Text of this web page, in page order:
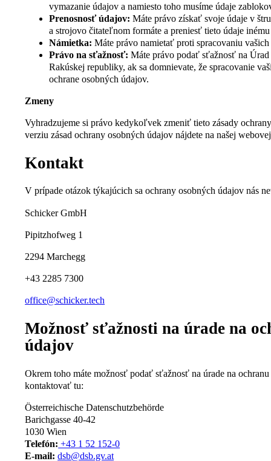
vymazanie údajov a namiesto toho musíme údaje
Prenosnosť údajov: Máte právo získať svoje údaje v
a strojovo čitateľnom formáte a preniesť tieto údaje
Námietka: Máte právo namietať proti spracovaniu
Právo na sťažnosť: Máte právo podať sťažnosť na
Rakúskej republiky, ak sa domnievate, že spracovanie
ochrane osobných údajov.
Zmeny
Vyhradzujeme si právo kedykoľvek zmeniť tieto zásady
verziu zásad ochrany osobných údajov nájdete na našej
Kontakt
V prípade otázok týkajúcich sa ochrany osobných údajov nás
Schicker GmbH
Pipitzhofweg 1
2294 Marchegg
+43 2285 7300
office@schicker.tech
Možnosť sťažnosti na úrade na
údajov
Okrem toho máte možnosť podať sťažnosť na úrade na
kontaktovať tu:
Österreichische Datenschutzbehörde
Barichgasse 40-42
1030 Wien
Telefón: +43 1 52 152-0
E‑mail: dsb@dsb.gv.at